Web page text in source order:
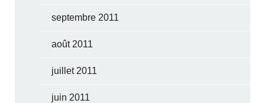
septembre 2011
août 2011
juillet 2011
juin 2011